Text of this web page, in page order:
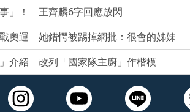
」！ 王齊麟6字回應放閃
奧運 她錯愕被踢掉網批：很會的姊妹
介紹 改列「國家隊主廚」作楷模